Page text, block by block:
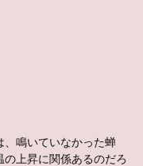
、鳴いていなかった蝉
上昇に関係あるのだろ